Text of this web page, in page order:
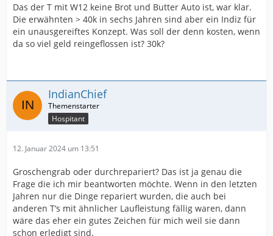
Das der T mit W12 keine Brot und Butter Auto ist, war klar.
Die erwähnten > 40k in sechs Jahren sind aber ein Indiz für
ein unausgereiftes Konzept. Was soll der denn kosten, wenn
da so viel geld reingeflossen ist? 30k?
IndianChief
Hospitant
12. Januar 2024 um 13:51
Groschengrab oder durchrepariert? Das ist ja genau die
Frage die ich mir beantworten möchte. Wenn in den letzten
Jahren nur die Dinge repariert wurden, die auch bei
anderen T‘s mit ähnlicher Laufleistung fällig waren, dann
wäre das eher ein gutes Zeichen für mich weil sie dann
schon erledigt sind.